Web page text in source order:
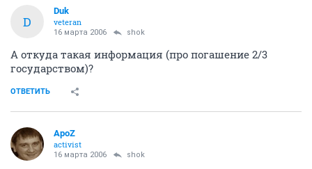
D
Duk
veteran
16 марта 2006 shok
А откуда такая информация (про погашение 2/3
государством)?
ОТВЕТИТЬ
ApoZ
activist
16 марта 2006 shok